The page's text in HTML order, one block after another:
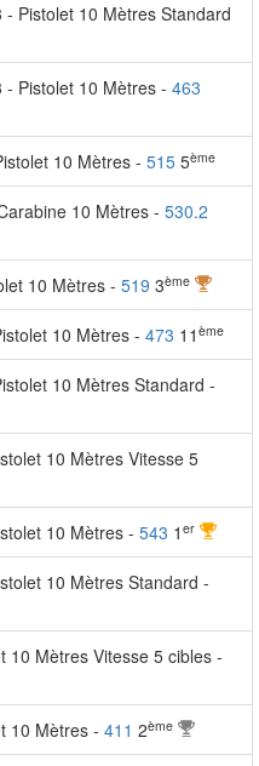
- Pistolet 10 Mètres Standard
- Pistolet 10 Mètres - 463
10 Mètres - 515 5ème
10 Mètres - 530.2
10 Mètres - 519 3ème
10 Mètres - 473 11 ème
10 Mètres Standard -
10 Mètres Vitesse 5
10 Mètres - 543 1 er
10 Mètres Standard -
10 Mètres Vitesse 5 cibles -
10 Mètres - 411 2ème